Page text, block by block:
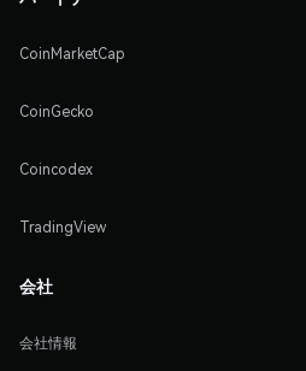
CoinMarketCap
CoinGecko
Coincodex
TradingView
会社
会社情報